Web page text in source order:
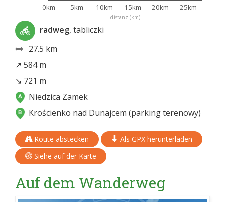
distanz (km)
0km 5km 10km 15km 20km 25km
radweg, tabliczki
27.5 km
↗ 584 m
↘ 721 m
Niedzica Zamek
Krościenko nad Dunajcem (parking terenowy)
Route abstecken
Als GPX herunterladen
Siehe auf der Karte
Auf dem Wanderweg